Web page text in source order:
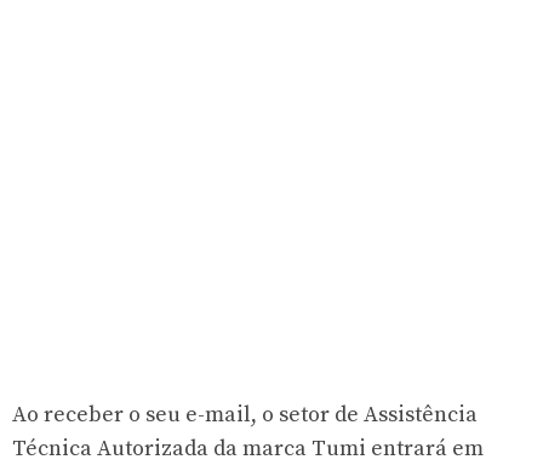
Ao receber o seu e-mail, o setor de Assistência
Técnica Autorizada da marca Tumi entrará em